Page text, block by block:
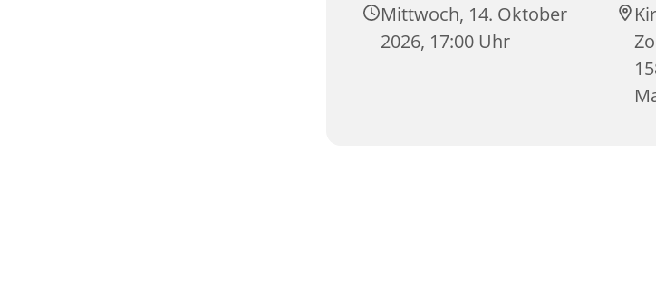
Mittwoch, 14. Oktober
2026, 17:00 Uhr